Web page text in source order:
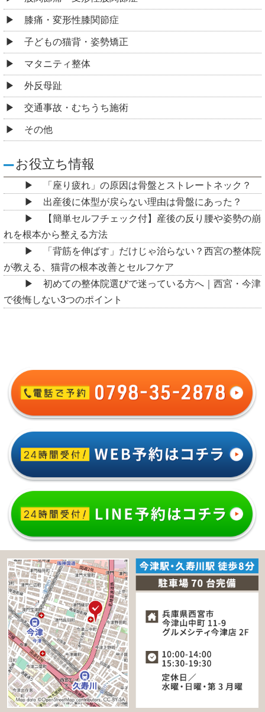
膝痛・変形性膝関節症
子どもの猫背・姿勢矯正
マタニティ整体
外反母趾
交通事故・むちうち施術
その他
お役立ち情報
「座り疲れ」の原因は骨盤とストレートネック？
出産後に体型が戻らない理由は骨盤にあった？
【簡単セルフチェック付】産後の反り腰や姿勢の崩
れを根本から整える方法
「背筋を伸ばす」だけじゃ治らない？西宮の整体院
が教える、猫背の根本改善とセルフケア
初めての整体院選びで迷っている方へ｜西宮・今津
で後悔しない3つのポイント